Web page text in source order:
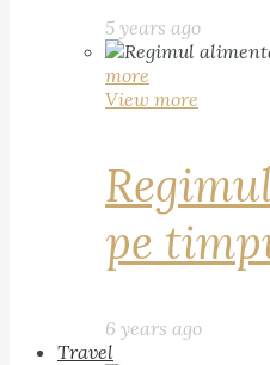
5 years ago
more
View more
pe
6 years ago
Travel